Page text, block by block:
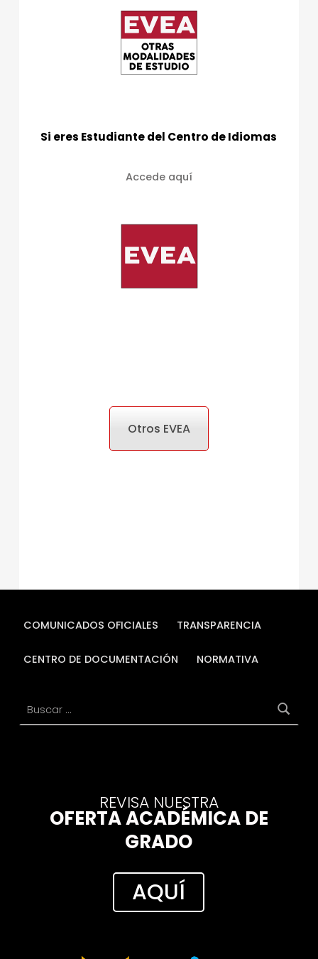
Si eres Estudiante del Centro de Idiomas
Accede aquí
Otros EVEA
COMUNICADOS OFICIALES TRANSPARENCIA
CENTRO DE DOCUMENTACIÓN NORMATIVA
REVISA NUESTRA
OFERTA ACADÉMICA DE
GRADO
AQUÍ